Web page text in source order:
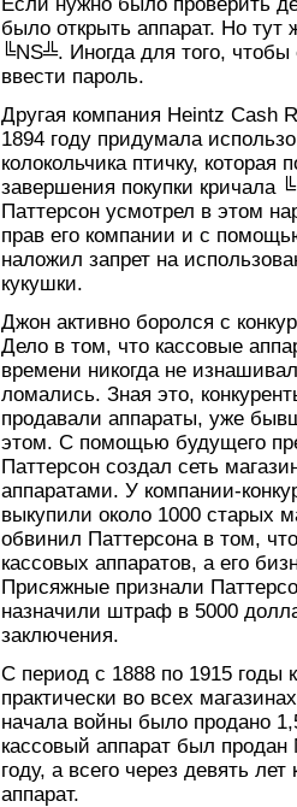
было открыть аппарат. Но тут
╚NS╩. Иногда для того,
ввести пароль.
Другая компания Heintz Cash
1894 году придумала
колокольчика птичку, которая
завершения покупки кричала
Паттерсон усмотрел в этом
прав его компании и с
наложил запрет на
кукушки.
Джон активно боролся с
Дело в том, что кассовые
времени никогда не
ломались. Зная это,
продавали аппараты, уже
этом. С помощью будущего
Паттерсон создал сеть
аппаратами. У компании-
выкупили около 1000 старых
обвинил Паттерсона в том,
кассовых аппаратов, а его
Присяжные признали
назначили штраф в 5000
заключения.
С период с 1888 по 1915 годы
практически во всех
начала войны было продано
кассовый аппарат был
году, а всего через девять
аппарат.